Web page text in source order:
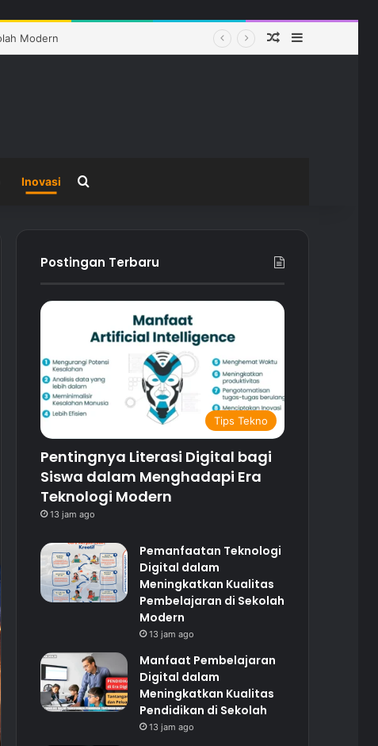
Random Article
Sidebar
Inovasi
Postingan Terbaru
Tips Tekno
Pentingnya Literasi Digital bagi
Siswa dalam Menghadapi Era
Teknologi Modern
13 jam ago
Pemanfaatan Teknologi
Digital dalam
Meningkatkan Kualitas
Pembelajaran di Sekolah
Modern
13 jam ago
Manfaat Pembelajaran
Digital dalam
Meningkatkan Kualitas
Pendidikan di Sekolah
13 jam ago